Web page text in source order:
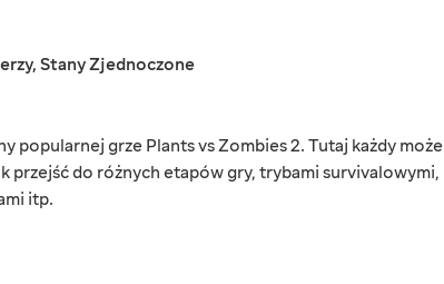
, Stany Zjednoczone
popularnej grze Plants vs Zombies 2. Tutaj każdy może
przejść do różnych etapów gry, trybami survivalowymi,
itp.